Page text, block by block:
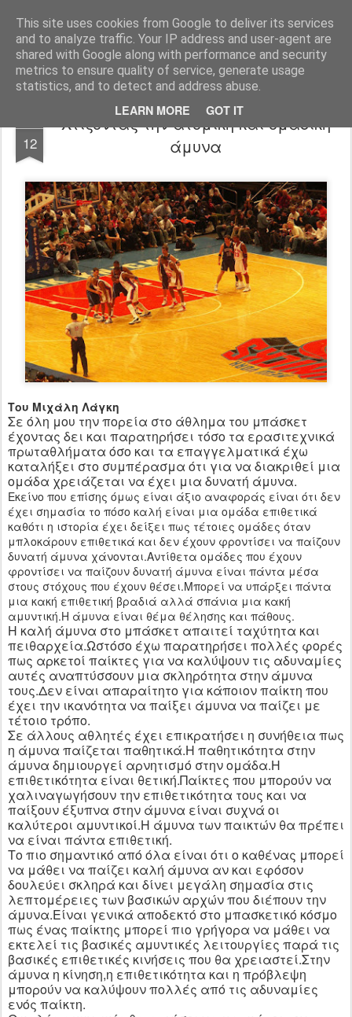
This site uses cookies from Google to deliver its services
and to analyze traffic. Your IP address and user-agent are
shared with Google along with performance and security
metrics to ensure quality of service, generate usage
statistics, and to detect and address abuse.
LEARN MORE GOT IT
All About Basketball Coaching Πάθος ,ομαδικότητα , μαχητικότητα , αντίληψη... με μια λέξη MΠΑΣΚΕΤ... .!!! Αγάπη μεγάλη που κρύβει πολλά μυστικά ...
12
Χτίζοντας την ατομική και ομαδική
άμυνα
Του Μιχάλη Λάγκη
Σε όλη μου την πορεία στο άθλημα του μπάσκετ
έχοντας δει και παρατηρήσει τόσο τα ερασιτεχνικά
πρωταθλήματα όσο και τα επαγγελματικά έχω
καταλήξει στο συμπέρασμα ότι για να διακριθεί μια
ομάδα χρειάζεται να έχει μια δυνατή άμυνα.
Εκείνο που επίσης όμως είναι άξιο αναφοράς είναι ότι δεν
έχει σημασία το πόσο καλή είναι μια ομάδα επιθετικά
καθότι η ιστορία έχει δείξει πως τέτοιες ομάδες όταν
μπλοκάρουν επιθετικά και δεν έχουν φροντίσει να παίζουν
δυνατή άμυνα χάνονται.Αντίθετα ομάδες που έχουν
φροντίσει να παίζουν δυνατή άμυνα είναι πάντα μέσα
στους στόχους που έχουν θέσει.Μπορεί να υπάρξει πάντα
μια κακή επιθετική βραδιά αλλά σπάνια μια κακή
αμυντική.Η άμυνα είναι θέμα θέλησης και πάθους.
Η καλή άμυνα στο μπάσκετ απαιτεί ταχύτητα και
πειθαρχεία.Ωστόσο έχω παρατηρήσει πολλές φορές
πως αρκετοί παίκτες για να καλύψουν τις αδυναμίες
αυτές αναπτύσσουν μια σκληρότητα στην άμυνα
τους.Δεν είναι απαραίτητο για κάποιον παίκτη που
έχει την ικανότητα να παίξει άμυνα να παίζει με
τέτοιο τρόπο.
Σε άλλους αθλητές έχει επικρατήσει η συνήθεια πως
η άμυνα παίζεται παθητικά.Η παθητικότητα στην
άμυνα δημιουργεί αρνητισμό στην ομάδα.Η
επιθετικότητα είναι θετική.Παίκτες που μπορούν να
χαλιναγωγήσουν την επιθετικότητα τους και να
παίξουν έξυπνα στην άμυνα είναι συχνά οι
καλύτεροι αμυντικοί.Η άμυνα των παικτών θα πρέπει
να είναι πάντα επιθετική.
Το πιο σημαντικό από όλα είναι ότι ο καθένας μπορεί
να μάθει να παίζει καλή άμυνα αν και εφόσον
δουλεύει σκληρά και δίνει μεγάλη σημασία στις
λεπτομέρειες των βασικών αρχών που διέπουν την
άμυνα.Είναι γενικά αποδεκτό στο μπασκετικό κόσμο
πως ένας παίκτης μπορεί πιο γρήγορα να μάθει να
εκτελεί τις βασικές αμυντικές λειτουργίες παρά τις
βασικές επιθετικές κινήσεις που θα χρειαστεί.Στην
άμυνα η κίνηση,η επιθετικότητα και η πρόβλεψη
μπορούν να καλύψουν πολλές από τις αδυναμίες
ενός παίκτη.